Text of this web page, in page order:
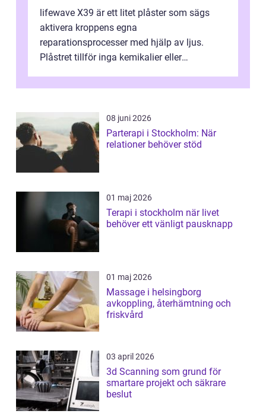
lifewave X39 är ett litet plåster som sägs
aktivera kroppens egna
reparationsprocesser med hjälp av ljus.
Plåstret tillför inga kemikalier eller
ljusbaserad stimula...
08 juni 2026
Parterapi i Stockholm: När
relationer behöver stöd
01 maj 2026
Terapi i stockholm när livet
behöver ett vänligt pausknapp
01 maj 2026
Massage i helsingborg
avkoppling, återhämtning och
friskvård
03 april 2026
3d Scanning som grund för
smartare projekt och säkrare
beslut